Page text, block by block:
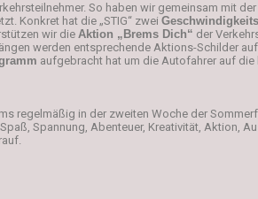
So haben wir gemeinsam mit
Konkret hat die „STIG“ zwei
wir die Aktion „Brems Dich“ der
werden entsprechende Aktions-Schilder
aufgebracht hat um die Autofahrer auf
regelmäßig in der zweiten Woche der
Spannung, Abenteuer, Kreativität, Aktion,